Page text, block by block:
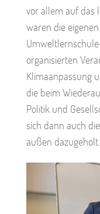
vor allem auf das
waren die
organisierten
Klimaanpassung
die beim
Politik und
sich dann auch
außen dazugeholt.